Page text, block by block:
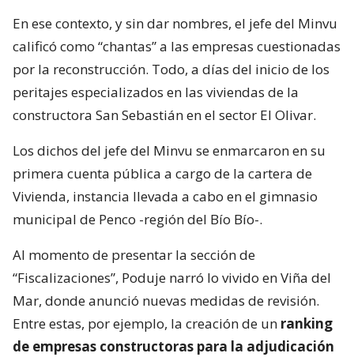
En ese contexto, y sin dar nombres, el jefe del Minvu
calificó como “chantas” a las empresas cuestionadas
por la reconstrucción. Todo, a días del inicio de los
peritajes especializados en las viviendas de la
constructora San Sebastián en el sector El Olivar.
Los dichos del jefe del Minvu se enmarcaron en su
primera cuenta pública a cargo de la cartera de
Vivienda, instancia llevada a cabo en el gimnasio
municipal de Penco -región del Bío Bío-.
Al momento de presentar la sección de
“Fiscalizaciones”, Poduje narró lo vivido en Viña del
Mar, donde anunció nuevas medidas de revisión.
Entre estas, por ejemplo, la creación de un ranking
de empresas constructoras para la adjudicación